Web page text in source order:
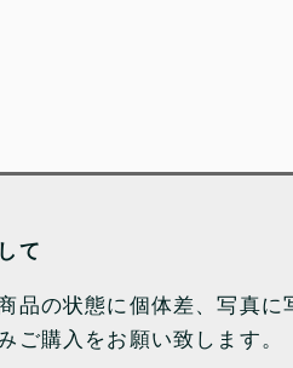
て
品の状態に個体差、写真に
ご購入をお願い致します。